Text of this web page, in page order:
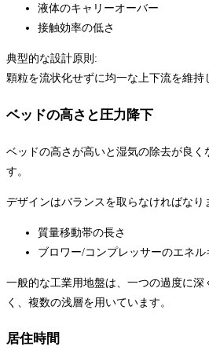
液体のキャリーオーバー
接触効率の低さ
典型的な設計原則:
顆粒を流状化せずに均一な上下流を維持
ベッドの高さと圧力降下
ベッドの高さが高いと湿気の除去が良く
す。
デザインはバランスを取らなければなり
質量移動帯の長さ
ブロワー/コンプレッサーのエネル
一般的な工業用地盤は、一つの過度に深
く、複数の浅層を用いています。
居住時間